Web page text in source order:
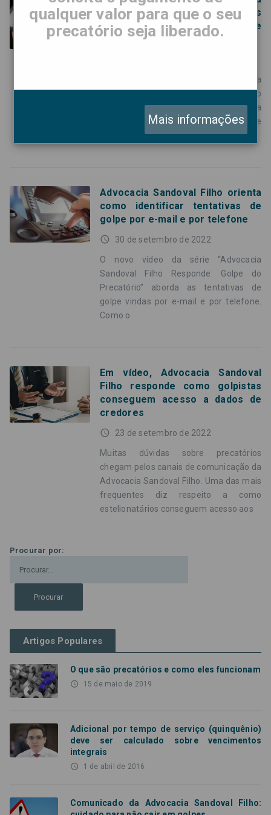
Sandoval Filho orienta credores
como reconhecer tentativas de
golpe
No novo vídeo da série “Advocacia
Sandoval Filho responde: Golpe do
precatório”, o advogado Diego Leite Lima
Jesuino explica como funciona o golpe
por WhatsApp
Advocacia Sandoval Filho orienta
como identificar tentativas de
golpe por e-mail e por telefone
access_time 30 de setembro de 2022
O novo vídeo da série “Advocacia
Sandoval Filho Responde: Golpe do
Precatório” aborda as tentativas de
golpe vindas por e-mail e por telefone.
Como o
Em vídeo, Advocacia Sandoval
Filho responde como golpistas
conseguem acesso a dados de
credores
access_time 23 de setembro de 2022
Muitas dúvidas sobre precatórios
chegam pelos canais de comunicação da
Advocacia Sandoval Filho. Uma das mais
frequentes diz respeito a como
estelionatários conseguem acesso aos
Procurar por:
Artigos Populares
O que são precatórios e como eles funcionam
access_time 15 de maio de 2019
Adicional por tempo de serviço (quinquênio)
deve ser calculado sobre vencimentos
integrais
access_time 1 de abril de 2016
Comunicado da Advocacia Sandoval Filho:
qualquer valor para que o seu
precatório seja liberado.
Mais informações